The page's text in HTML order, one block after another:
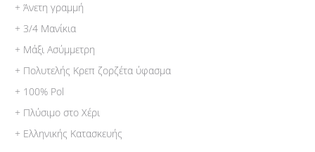
+ Άνετη γραμμή
+ 3/4 Μανίκια
+ Μάξι Ασύμμετρη
+ Πολυτελής Κρεπ ζορζέτα ύφασμα
+ 100% Pol
+ Πλύσιμο στο Χέρι
+ Ελληνικής Κατασκευής